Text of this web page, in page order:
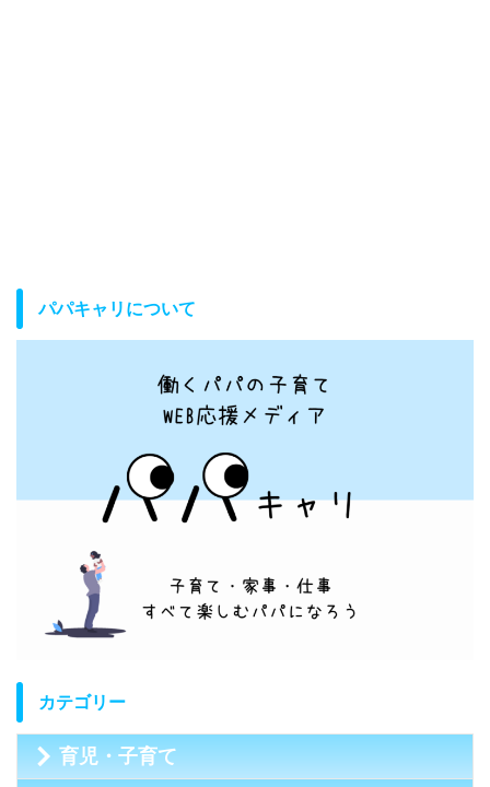
パパキャリについて
カテゴリー
育児・子育て